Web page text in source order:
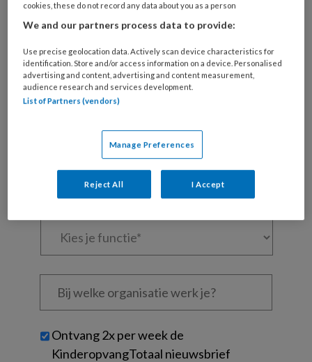
Maak gratis een account aan en lees 2
artikelen gratis per maand
Al een account of abonnement?Log dan in
Wat
mailadres?
wachtwoord* *
Kies
Bij
welke
je?
Untitled
Ontvang 2x per week de
KinderopvangTotaal nieuwsbrief
cookies, these do not record any data about you as a person
We and our partners process data to provide:
Use precise geolocation data. Actively scan device characteristics for
identification. Store and/or access information on a device. Personalised
advertising and content, advertising and content measurement,
audience research and services development.
List of Partners (vendors)
Manage Preferences
Reject All I Accept